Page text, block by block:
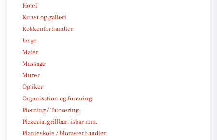
Hotel
Kunst og galleri
Køkkenforhandler
Læge
Maler
Massage
Murer
Optiker
Organisation og forening
Piercing / Tatovering
Pizzeria, grillbar, isbar mm.
Planteskole / blomsterhandler